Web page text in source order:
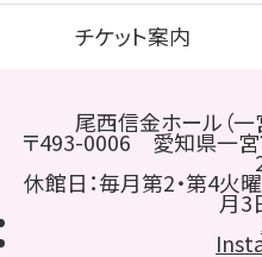
チケット案内
尾西信金ホール（
〒493-0006 愛知県一宮
休館日：毎月第2・第4火
月3